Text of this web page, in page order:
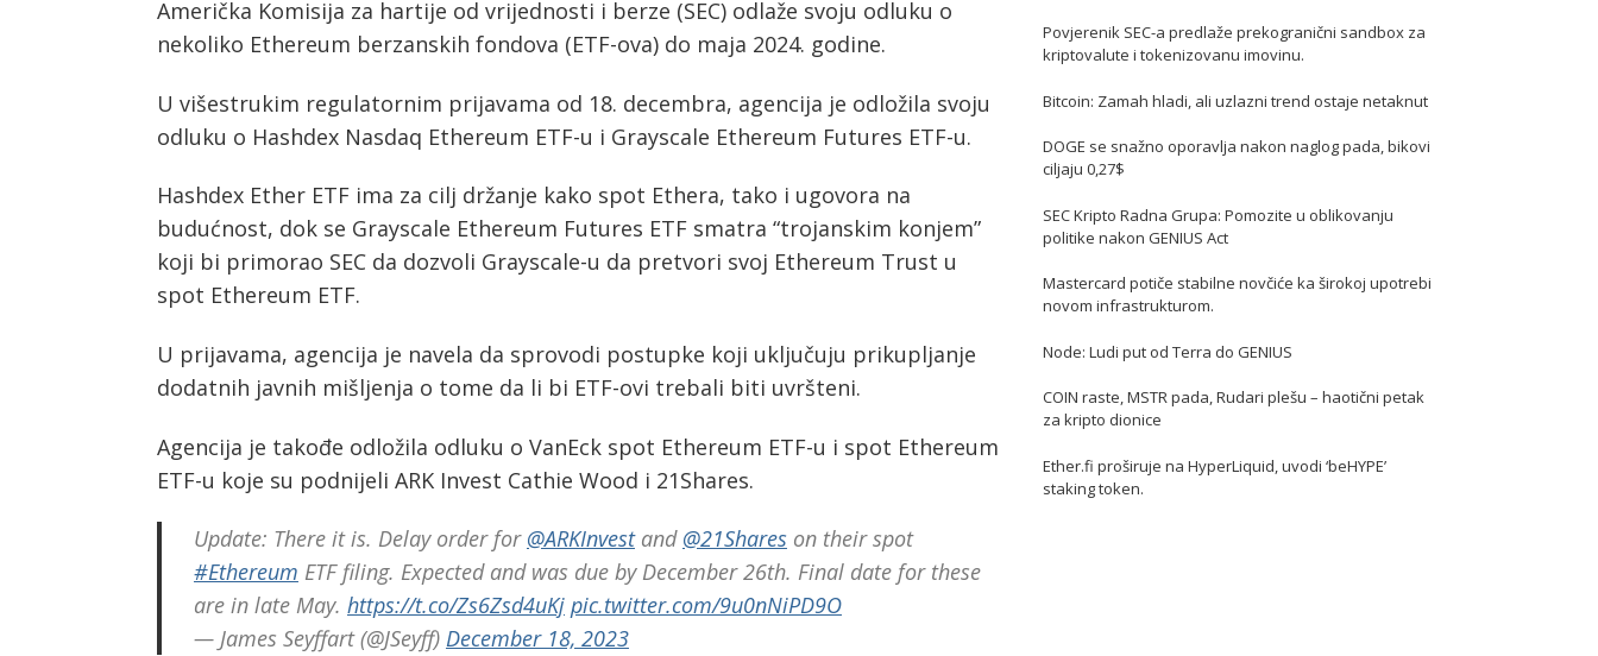
Američka Komisija za hartije od vrijednosti i berze (SEC) odlaže svoju odluku o
nekoliko Ethereum berzanskih fondova (ETF-ova) do maja 2024. godine.
U višestrukim regulatornim prijavama od 18. decembra, agencija je odložila svoju
odluku o Hashdex Nasdaq Ethereum ETF-u i Grayscale Ethereum Futures ETF-u.
Hashdex Ether ETF ima za cilj držanje kako spot Ethera, tako i ugovora na
budućnost, dok se Grayscale Ethereum Futures ETF smatra “trojanskim konjem”
koji bi primorao SEC da dozvoli Grayscale-u da pretvori svoj Ethereum Trust u
spot Ethereum ETF.
U prijavama, agencija je navela da sprovodi postupke koji uključuju prikupljanje
dodatnih javnih mišljenja o tome da li bi ETF-ovi trebali biti uvršteni.
Agencija je takođe odložila odluku o VanEck spot Ethereum ETF-u i spot Ethereum
ETF-u koje su podnijeli ARK Invest Cathie Wood i 21Shares.
Update: There it is. Delay order for @ARKInvestand @21Shareson their spot
#Ethereum ETF filing. Expected and was due by December 26th. Final date for these
are in late May. https://t.co/Zs6Zsd4uKj pic.twitter.com/9u0nNiPD9O
— James Seyffart (@JSeyff) December 18, 2023
Povjerenik SEC-a predlaže prekogranični sandbox za
kriptovalute i tokenizovanu imovinu.
Bitcoin: Zamah hladi, ali uzlazni trend ostaje netaknut
DOGE se snažno oporavlja nakon naglog pada, bikovi
ciljaju 0,27$
SEC Kripto Radna Grupa: Pomozite u oblikovanju
politike nakon GENIUS Act
Mastercard potiče stabilne novčiće ka širokoj upotrebi
novom infrastrukturom.
Node: Ludi put od Terra do GENIUS
COIN raste, MSTR pada, Rudari plešu – haotični petak
za kripto dionice
Ether.fi proširuje na HyperLiquid, uvodi ‘beHYPE’
staking token.